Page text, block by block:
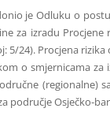
je Odluku o
za izradu
5/24). Procjena rizika
o smjernicama
(regionalne)
područje Osječko-